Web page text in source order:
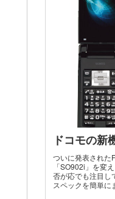
ドコモの新
ついに発表された
「SO902i」を変
否が応でも注目し
スペックを簡単に